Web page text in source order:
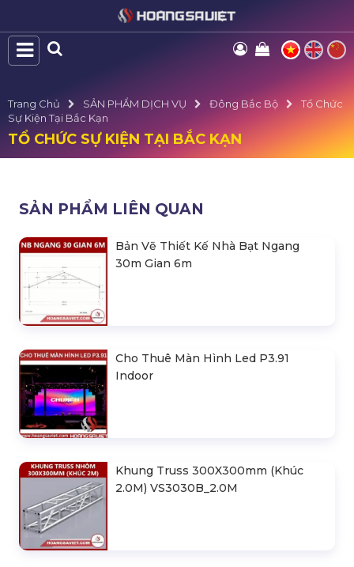
Trang Chủ SẢN PHẨM DỊCH VỤ Đông Bắc Bộ
Tổ Chức
Sự Kiện Tại Bắc Kạn
TỔ CHỨC SỰ KIỆN TẠI BẮC KẠN
SẢN PHẨM LIÊN QUAN
Bản Vẽ Thiết Kế Nhà Bạt Ngang
30m Gian 6m
Cho Thuê Màn Hình Led P3.91
Indoor
Khung Truss 300X300mm (Khúc
2.0M) VS3030B_2.0M